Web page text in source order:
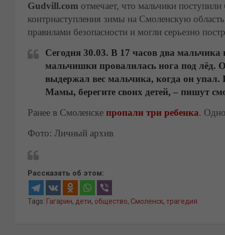
Gudvill.com отмечает, что мальчики
контрнаступления зимы на Смоленскую
правилами безопасности и могли серьезно
Сегодня 30.03. В 17 часов два
мальчишки провалилась нога под лёд.
выдержал вес мальчика, когда он
Мамы, берегите своих детей, – пишут
Ранее в Смоленске пропали три ребенка.
Фото: Личный архив
Рассказать об этом:
Tags: Гагарин, дети, общество, Смоленск, трагедия